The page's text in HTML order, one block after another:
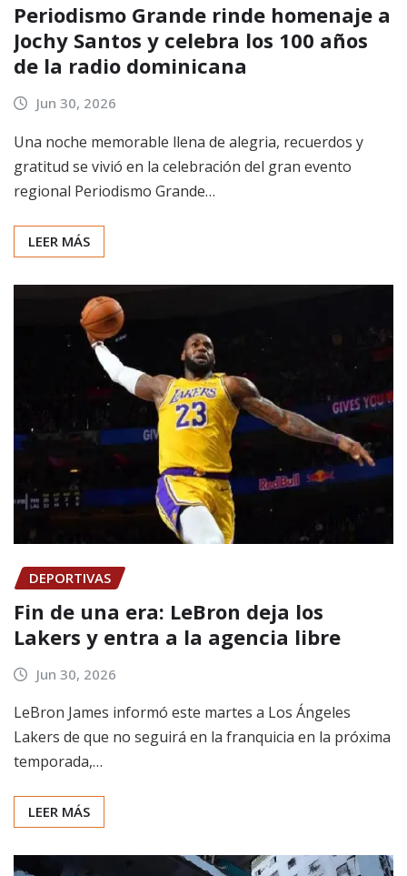
Periodismo Grande rinde homenaje a
Jochy Santos y celebra los 100 años
de la radio dominicana
Jun 30, 2026
Una noche memorable llena de alegria, recuerdos y
gratitud se vivió en la celebración del gran evento
regional Periodismo Grande…
LEER MÁS
DEPORTIVAS
Fin de una era: LeBron deja los
Lakers y entra a la agencia libre
Jun 30, 2026
LeBron James informó este martes a Los Ángeles
Lakers de que no seguirá en la franquicia en la próxima
temporada,…
LEER MÁS